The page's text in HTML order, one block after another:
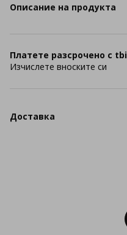
Описание на продукта
Платете разсрочено с tbi
Изчислете вноските си
Доставка